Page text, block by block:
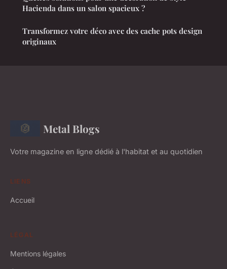
Hacienda dans un salon spacieux ?
Transformez votre déco avec des cache pots design
originaux
Metal Blogs
Votre magazine en ligne dédié à l'habitat et au quotidien
LIENS
Accueil
LÉGAL
Mentions légales